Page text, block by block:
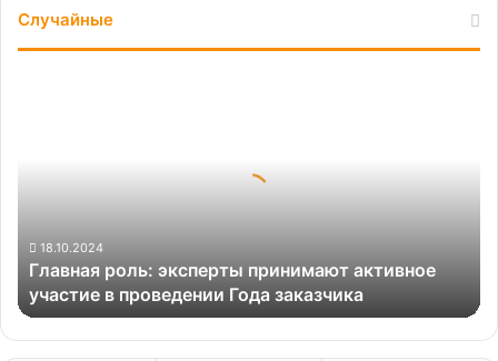
Случайные
проведении
Года
заказчика
18.10.2024
Главная роль: эксперты принимают активное
участие в проведении Года заказчика